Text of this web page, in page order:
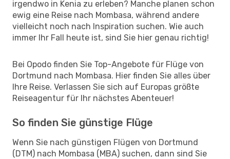
irgendwo in Kenia zu erleben? Manche planen schon
ewig eine Reise nach Mombasa, während andere
vielleicht noch nach Inspiration suchen. Wie auch
immer Ihr Fall heute ist, sind Sie hier genau richtig!
Bei Opodo finden Sie Top-Angebote für Flüge von
Dortmund nach Mombasa. Hier finden Sie alles über
Ihre Reise. Verlassen Sie sich auf Europas größte
Reiseagentur für Ihr nächstes Abenteuer!
So finden Sie günstige Flüge
Wenn Sie nach günstigen Flügen von Dortmund
(DTM) nach Mombasa (MBA) suchen, dann sind Sie